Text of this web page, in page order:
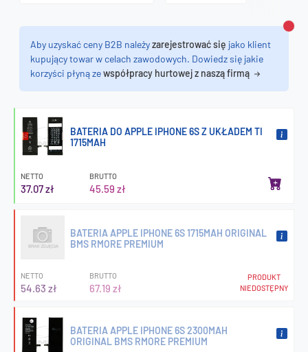
Aby uzyskać ceny B2B należyzarejestrować się jako klient
kupujący towar w celach zawodowych. Dowiedz się jakie
korzyści płyną zewspółpracy hurtowej z naszą firmą
BATERIA DO APPLE IPHONE 6S Z UKŁADEM TI
1715MAH
NETTO
37.07 zł
BRUTTO
45.59 zł
BATERIA APPLE IPHONE 6S 1715MAH ORIGINAL
BMS RMORE PREMIUM
NETTO
54.63 zł
BRUTTO
67.19 zł
PRODUKT
NIEDOSTĘPNY
BATERIA APPLE IPHONE 6S 2300MAH
ORIGINAL BMS RMORE PREMIUM